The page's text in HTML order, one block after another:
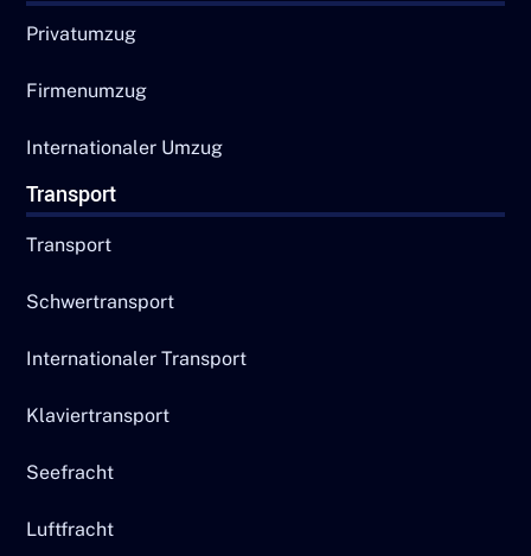
Privatumzug
Firmenumzug
Internationaler Umzug
Transport
Transport
Schwertransport
Internationaler Transport
Klaviertransport
Seefracht
Luftfracht